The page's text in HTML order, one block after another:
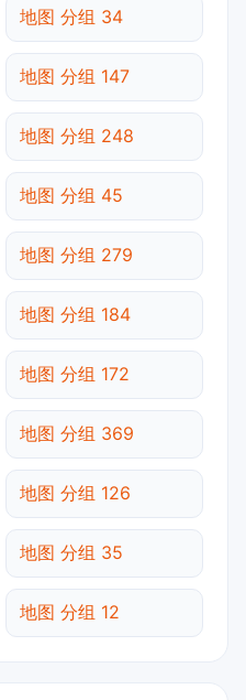
地图 分组 34
地图 分组 147
地图 分组 248
地图 分组 45
地图 分组 279
地图 分组 184
地图 分组 172
地图 分组 369
地图 分组 126
地图 分组 35
地图 分组 12